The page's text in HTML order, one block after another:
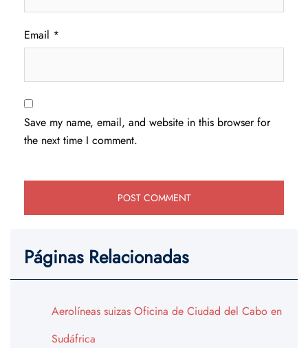
Email *
Save my name, email, and website in this browser for
the next time I comment.
Páginas Relacionadas
Aerolíneas suizas Oficina de Ciudad del Cabo en
Sudáfrica